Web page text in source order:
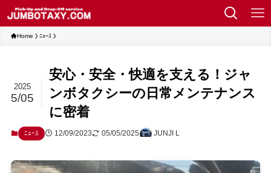
Home ﾆｭｰｽ
安心・安全・快適を支える！ジャ
ンボタクシーの日常メンテナンス
に密着
2025
5/05
ﾆｭｰｽ 12/09/2023 05/05/2025 JUNJI L